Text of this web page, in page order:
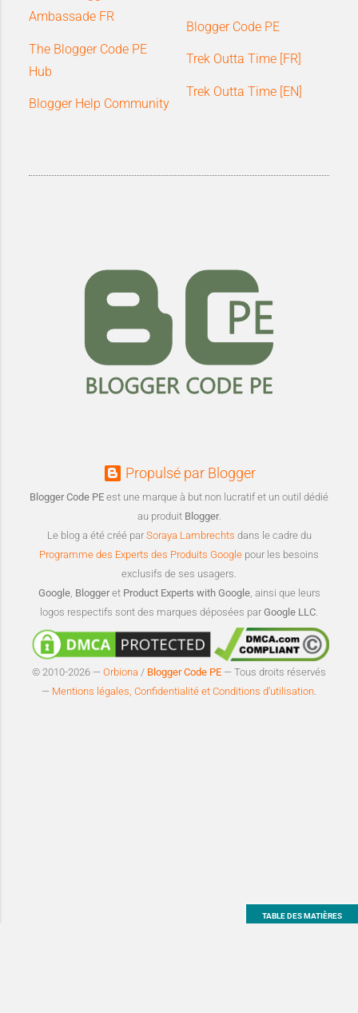
TABLE DES MATIÈRES
Ambassade FR
The Blogger Code PE
Hub
Blogger Help Community
Blogger Code PE
Trek Outta Time [FR]
Trek Outta Time [EN]
Propulsé par Blogger
Blogger Code PE est une marque à but non lucratif et un outil dédié
au produit Blogger.
Le blog a été créé par Soraya Lambrechts dans le cadre du
Programme des Experts des Produits Google pour les besoins
exclusifs de ses usagers.
Google, Bloggeret Product Experts with Google, ainsi que leurs
logos respectifs sont des marques déposées par Google LLC.
© 2010-2026 — Orbiona / Blogger Code PE — Tous droits réservés
— Mentions légales, Confidentialité et Conditions d’utilisation